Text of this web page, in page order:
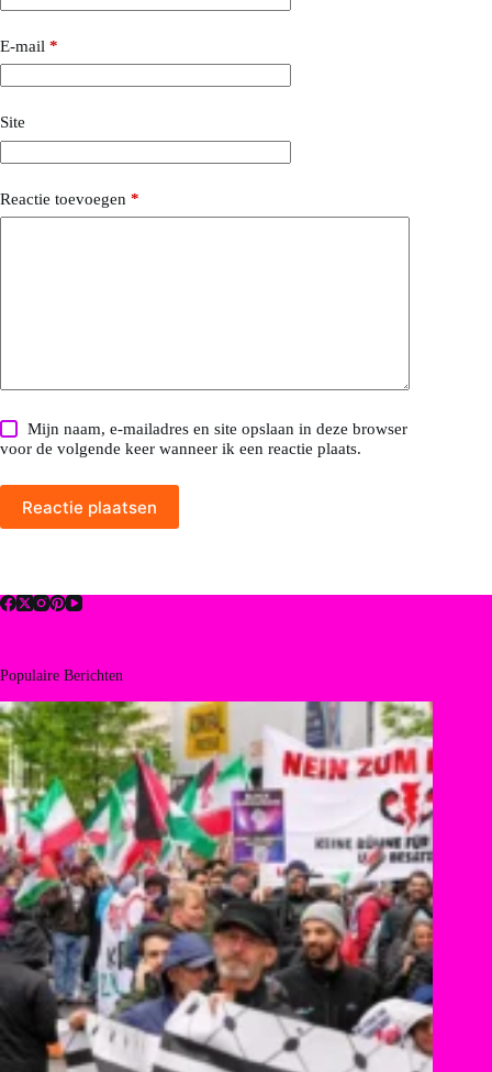
E-mail *
Site
Reactie toevoegen *
Mijn naam, e-mailadres en site opslaan in deze browser
voor de volgende keer wanneer ik een reactie plaats.
Reactie plaatsen
Populaire Berichten